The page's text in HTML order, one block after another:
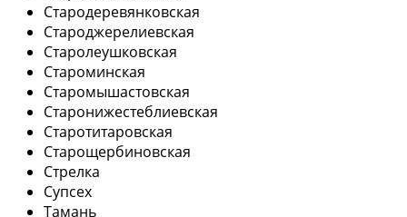
Стародеревянковская
Староджерелиевская
Старолеушковская
Староминская
Старомышастовская
Старонижестеблиевская
Старотитаровская
Старощербиновская
Стрелка
Супсех
Тамань